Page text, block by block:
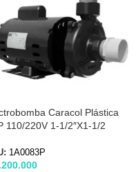
Caracol Plástica
110/220V 1-1/2″X1-1/2
1A0083P